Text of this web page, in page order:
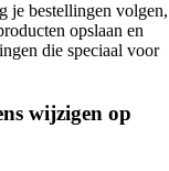
je bestellingen volgen,
opslaan en
die speciaal voor
wijzigen op